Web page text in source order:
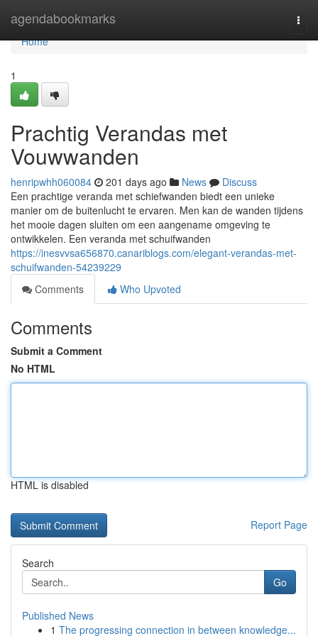
agendabookmarks
Home
Home
1
Prachtig Verandas met
Vouwwanden
henripwhh060084 201 days ago News
Discuss
Een prachtige veranda met schiefwanden biedt een unieke
manier om de buitenlucht te ervaren. Men kan de wanden tijdens
het mooie dagen sluiten om een aangename omgeving te
ontwikkelen. Een veranda met schuifwanden
https://inesvvsa656870.canariblogs.com/elegant-verandas-met-
schuifwanden-54239229
Comments
Who Upvoted
Comments
Submit a Comment
No HTML
HTML is disabled
Report Page
Search
Go
Published News
1 The progressing connection in between knowledge...